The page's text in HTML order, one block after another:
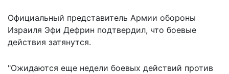
Официальный представитель Армии обороны
Израиля Эфи Дефрин подтвердил, что боевые
действия затянутся.
"Ожидаются еще недели боевых действий против